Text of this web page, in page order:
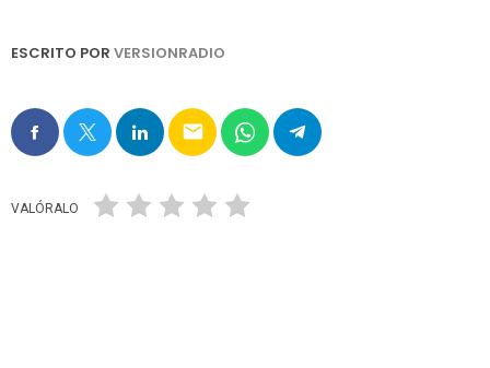
ESCRITO POR VERSIONRADIO
email
VALÓRALO